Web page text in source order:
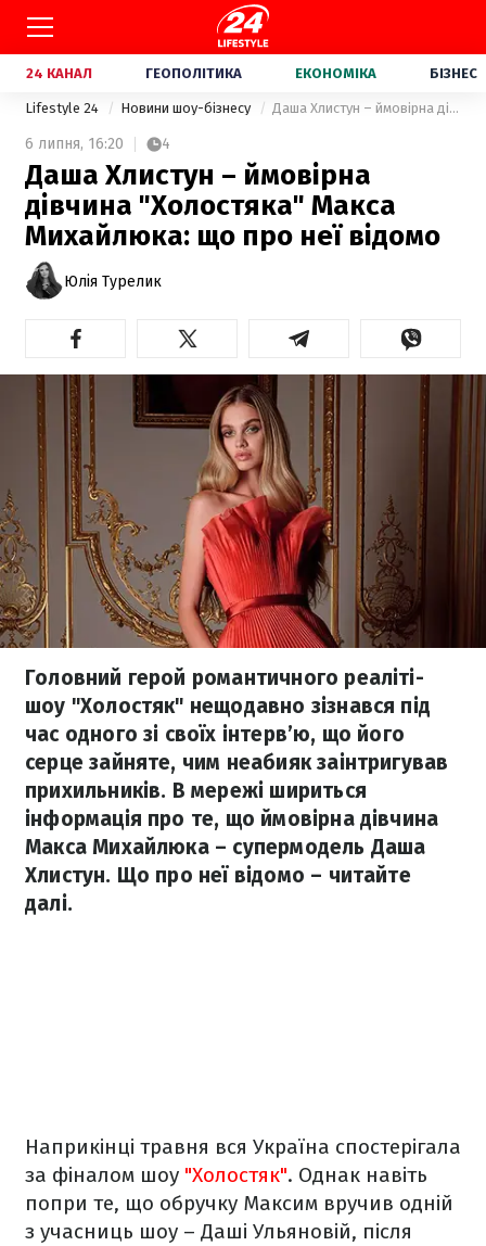
24 КАНАЛ ГЕОПОЛІТИКА ЕКОНОМІКА БІЗНЕС
Lifestyle 24 Новини шоу-бізнесу Даша Хлистун – ймовірна дівчина "Холостяка" Макса Михайлюка: що про неї відомо
6 липня, 16:20 4
Даша Хлистун – ймовірна
дівчина "Холостяка" Макса
Михайлюка: що про неї відомо
Юлія Турелик
Головний герой романтичного реаліті-
шоу "Холостяк" нещодавно зізнався під
час одного зі своїх інтерв’ю, що його
серце зайняте, чим неабияк заінтригував
прихильників. В мережі шириться
інформація про те, що ймовірна дівчина
Макса Михайлюка – супермодель Даша
Хлистун. Що про неї відомо – читайте
далі.
Наприкінці травня вся Україна спостерігала
за фіналом шоу "Холостяк". Однак навіть
попри те, що обручку Максим вручив одній
з учасниць шоу – Даші Ульяновій, після